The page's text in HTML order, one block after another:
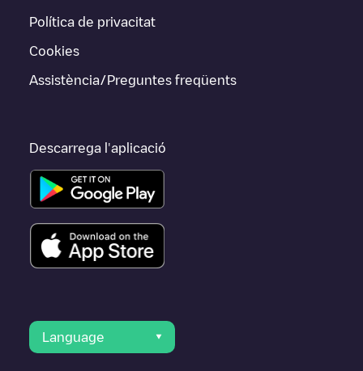
Política de privacitat
Cookies
Assistència/Preguntes freqüents
Descarrega l'aplicació
Language